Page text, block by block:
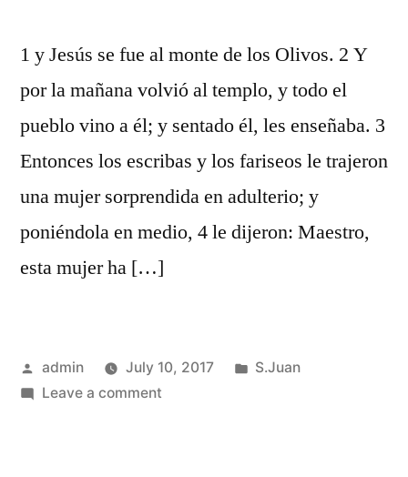
1 y Jesús se fue al monte de los Olivos. 2 Y
por la mañana volvió al templo, y todo el
pueblo vino a él; y sentado él, les enseñaba. 3
Entonces los escribas y los fariseos le trajeron
una mujer sorprendida en adulterio; y
poniéndola en medio, 4 le dijeron: Maestro,
esta mujer ha […]
Posted
by
admin July 10, 2017
Posted
S.Juan
Leave a commenton